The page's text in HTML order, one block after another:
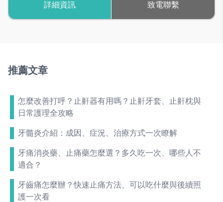
詳細資訊 致電聯繫
推薦文章
怎麼改善打呼？止鼾器有用嗎？止鼾牙套、止鼾枕與
日常護理全攻略
牙髓炎介紹：成因、症況、治療方式一次瞭解
牙痛消炎藥、止痛藥怎麼選？多久吃一次、哪些人不
適合？
牙齒痛怎麼辦？快速止痛方法、可以吃什麼與後續照
護一次看